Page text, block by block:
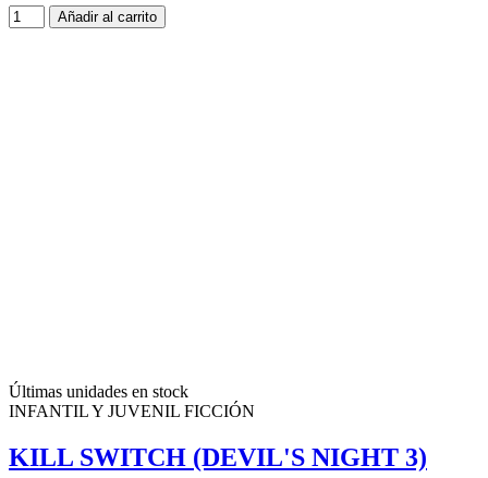
Añadir al carrito
Últimas unidades en stock
INFANTIL Y JUVENIL FICCIÓN
KILL SWITCH (DEVIL'S NIGHT 3)